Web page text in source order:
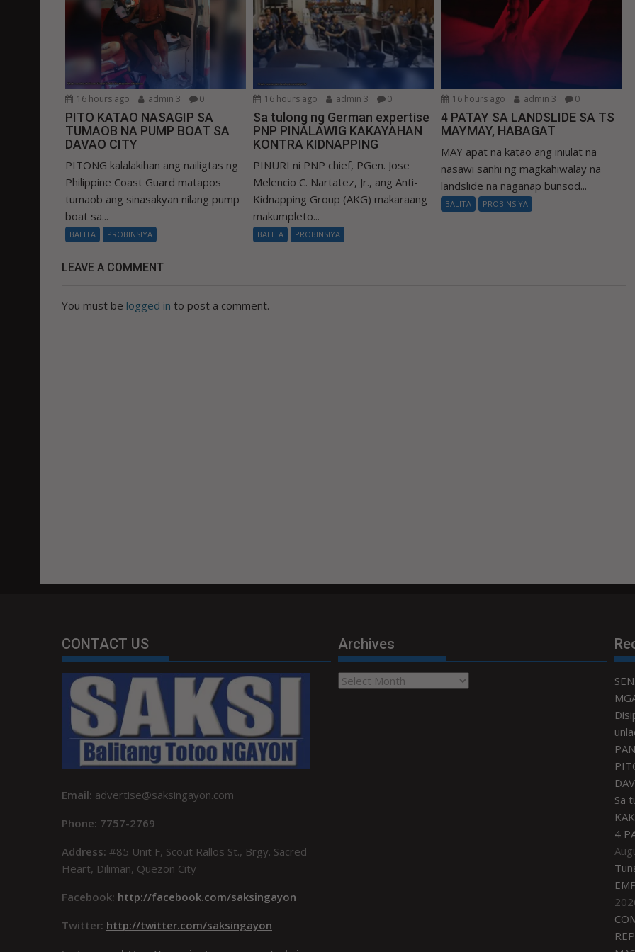
16 hours ago admin 3 0
PITO KATAO NASAGIP SA
TUMAOB NA PUMP BOAT SA
DAVAO CITY
PITONG kalalakihan ang nailigtas ng
Philippine Coast Guard matapos
tumaob ang sinasakyan nilang pump
boat sa...
BALITA PROBINSIYA
16 hours ago admin 3 0
Sa tulong ng German expertise
PNP PINALAWIG KAKAYAHAN
KONTRA KIDNAPPING
PINURI ni PNP chief, PGen. Jose
Melencio C. Nartatez, Jr., ang Anti-
Kidnapping Group (AKG) makaraang
makumpleto...
BALITA PROBINSIYA
16 hours ago admin 3 0
4 PATAY SA LANDSLIDE SA TS
MAYMAY, HABAGAT
MAY apat na katao ang iniulat na
nasawi sanhi ng magkahiwalay na
landslide na naganap bunsod...
BALITA PROBINSIYA
LEAVE A COMMENT
You must be logged in to post a comment.
CONTACT US
Email: advertise@saksingayon.com
Phone: 7757-2769
Address: #85 Unit F, Scout Rallos St., Brgy. Sacred
Heart, Diliman, Quezon City
Facebook: http://facebook.com/saksingayon
Twitter: http://twitter.com/saksingayon
Archives
Archives
Sa
4